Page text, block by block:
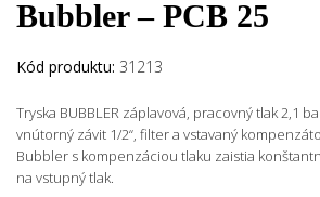
Bubbler – PCB 25
Kód produktu: 31213
Tryska BUBBLER záplavová, pracovný tlak 2,1
vnútorný závit 1/2“, filter a vstavaný
Bubbler s kompenzáciou tlaku zaistia
na vstupný tlak.